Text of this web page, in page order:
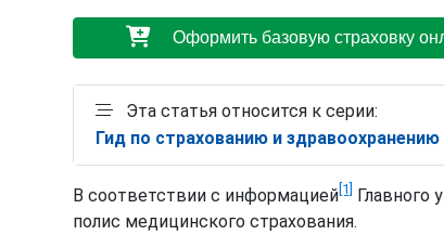
Оформить базовую страховку
Эта статья относится к серии:
Гид по страхованию и
В соответствии с информацией [1]
Главного
полис медицинского страхования.